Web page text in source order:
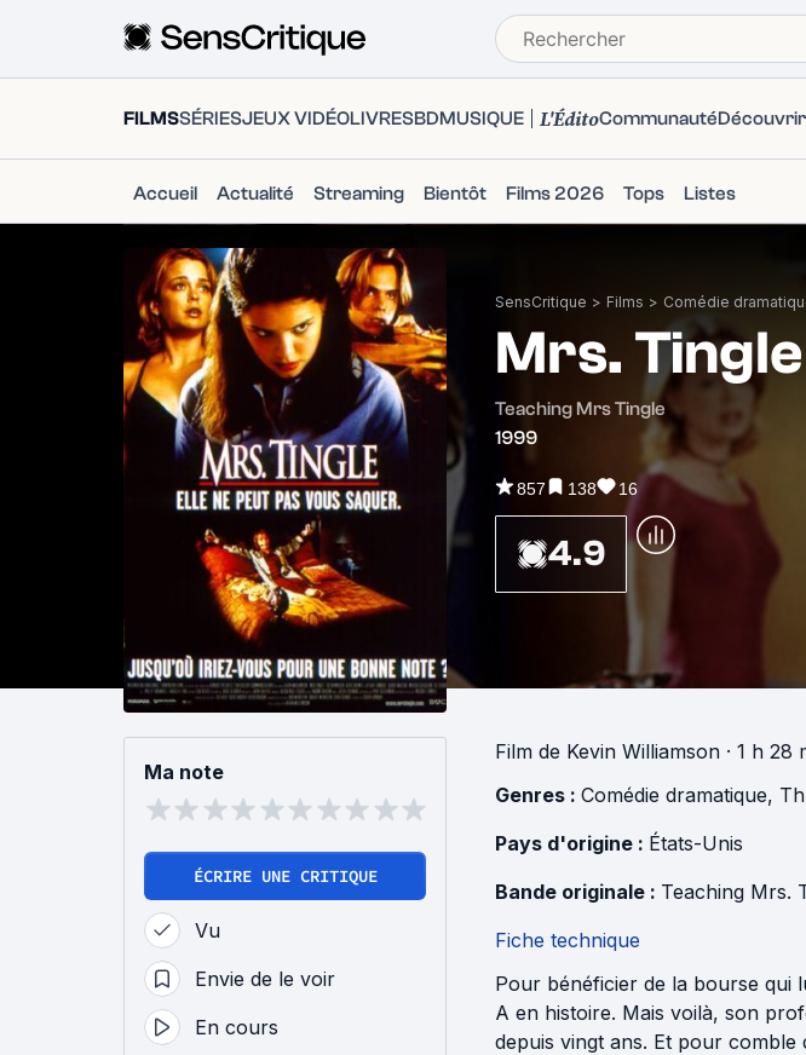
FILMSSÉRIESJEUX VIDÉOLIVRESBDMUSIQUE L'ÉditoCommunautéDécouvrir
Accueil Actualité Streaming Bientôt Films 2026 Tops Listes
SensCritique > Films > Comédie
Mrs. Tingle
Teaching Mrs Tingle
1999
857 138 16
4.9
Ma note
ÉCRIRE UNE CRITIQUE
Vu
Envie de le voir
En cours
Film de Kevin Williamson · 1 h 28
Genres : Comédie dramatique,
Pays d'origine : États-Unis
Bande originale : Teaching Mrs.
Fiche technique
Pour bénéficier de la bourse qui
A en histoire. Mais voilà, son
depuis vingt ans. Et pour comble